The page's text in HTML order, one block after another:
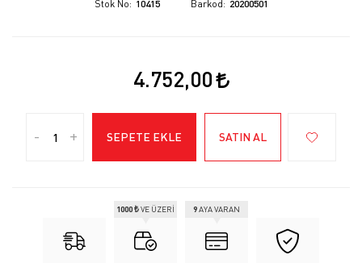
Stok No 10415 Barkod 20200501
4.752,00
- + SEPETE EKLE SATIN AL
1000 ₺VE ÜZERİ 9AYA VARAN